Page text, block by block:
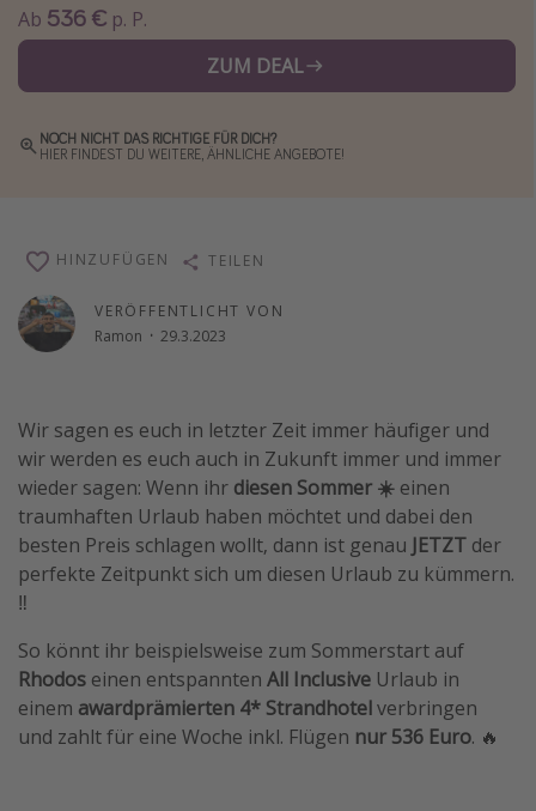
Skiurlaub
Reise Journal
Beste Reiseziele 20225
Ab 536 € p. P.
ZUM DEAL
NOCH NICHT DAS RICHTIGE FÜR DICH?
HIER FINDEST DU WEITERE, ÄHNLICHE ANGEBOTE!
VERÖFFENTLICHT VON
Ramon · 29.3.2023
HINZUFÜGEN TEILEN
Wir sagen es euch in letzter Zeit immer häufiger und
wir werden es euch auch in Zukunft immer und immer
wieder sagen: Wenn ihr diesen Sommer ☀️ einen
traumhaften Urlaub haben möchtet und dabei den
besten Preis schlagen wollt, dann ist genau JETZT der
perfekte Zeitpunkt sich um diesen Urlaub zu kümmern.
‼️
So könnt ihr beispielsweise zum Sommerstart auf
Rhodos einen entspannten All Inclusive Urlaub in
einem awardprämierten 4* Strandhotelverbringen
und zahlt für eine Woche inkl. Flügen nur 536 Euro. 🔥